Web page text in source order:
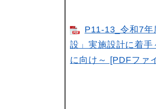
P11-13_令和7
設」実施設計に着
に向け～ [PDFファ